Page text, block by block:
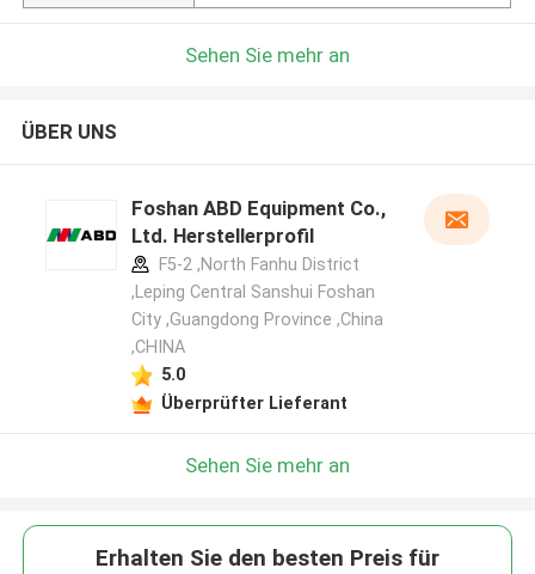
Hinterlass eine Nachricht
Sehen Sie mehr an
ÜBER UNS
Foshan ABD Equipment Co.,
Ltd. Herstellerprofil
F5-2 ,North Fanhu District
,Leping Central Sanshui Foshan
City ,Guangdong Province ,China
,CHINA
5.0
Überprüfter Lieferant
Sehen Sie mehr an
Erhalten Sie den besten Preis für